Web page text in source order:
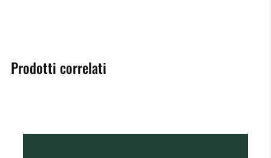
Prodotti correlati